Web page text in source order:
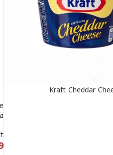
Kraft Cheddar